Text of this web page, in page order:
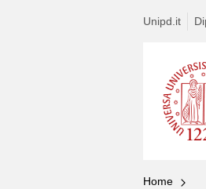
Unipd.it
Home